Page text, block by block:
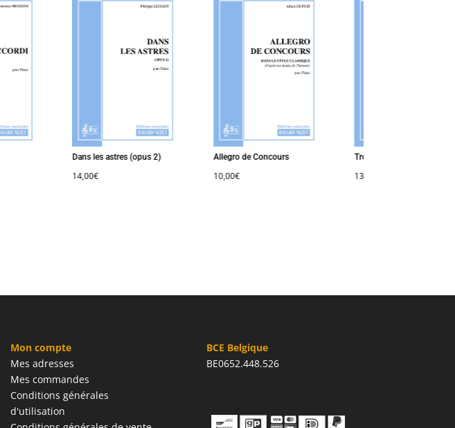
Dans les astres (opus 2)
14,00€
Allegro de Concours
10,00€
Trois études
13,00
Mon compte
Mes adresses
Mes commandes
Conditions générales
d'utilisation
BCE Belgique
BE0652.448.526